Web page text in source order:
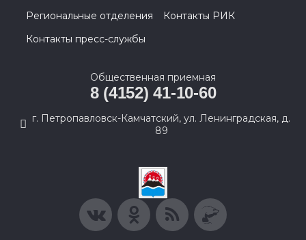
Региональные отделения
Контакты РИК
Контакты пресс-службы
Общественная приемная
8 (4152) 41-10-60
г. Петропавловск-Камчатский, ул. Ленинградская, д.
89